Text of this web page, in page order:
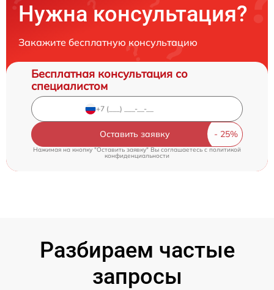
Нужна консультация?
Закажите бесплатную консультацию
Бесплатная консультация со
специалистом
Оставить заявку
Нажимая на кнопку "Оставить заявку" Вы соглашаетесь cполитикой
конфиденциальности
Разбираем частые
запросы